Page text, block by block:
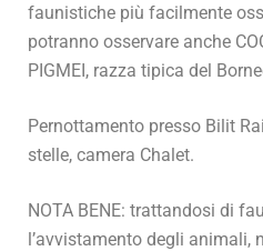
faunistiche più facilmente
potranno osservare anche
PIGMEI, razza tipica del
Pernottamento presso Bilit
stelle, camera Chalet.
NOTA BENE: trattandosi di
l’avvistamento degli animali,